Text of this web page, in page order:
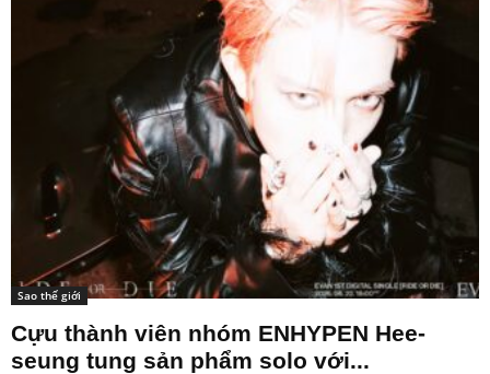
Sao thế giới
Cựu thành viên nhóm ENHYPEN Hee-
seung tung sản phẩm solo với...